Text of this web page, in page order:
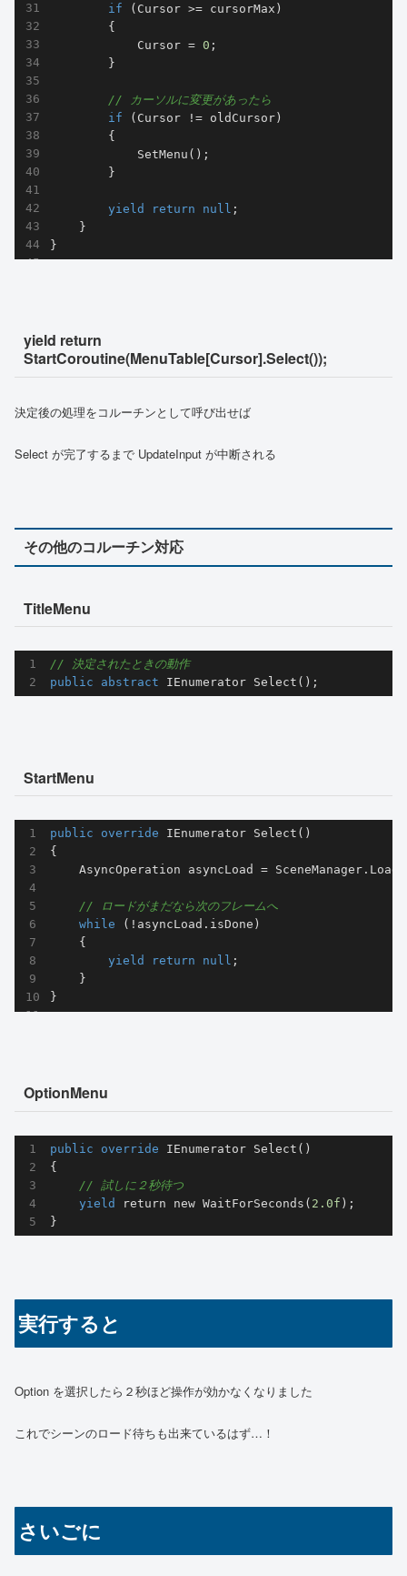
if (Cursor >= cursorMax)
        {
            Cursor =
0 ;
        }
// カーソルに変更があったら
if (Cursor != oldCursor)
        {
            SetMenu();
        }
yield return null ;
    }
}
yield return
StartCoroutine(MenuTable[Cursor].Select());
決定後の処理をコルーチンとして呼び出せば
Select が完了するまで UpdateInput が中断される
その他のコルーチン対応
TitleMenu
// 決定されたときの動作
public
abstract IEnumerator Select ( ) ;
StartMenu
public override IEnumerator Select ( )
{
AsyncOperation asyncLoad =
// ロードがまだなら次のフレームへ
while (!asyncLoad.isDone)
    {
yield
return null ;
    }
}
OptionMenu
public override IEnumerator Select ( )
{
// 試しに２秒待つ
yield
return new WaitForSeconds ( 2.0f ) ;
}
実行すると
Option を選択したら２秒ほど操作が効かなくなりました
これでシーンのロード待ちも出来ているはず…！
さいごに